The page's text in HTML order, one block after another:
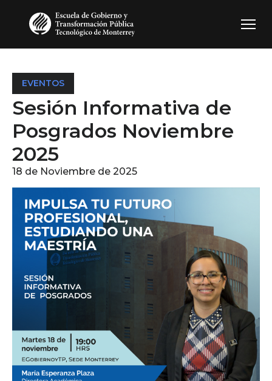
EVENTOS
Sesión Informativa de
Posgrados Noviembre
2025
18 de Noviembre de 2025